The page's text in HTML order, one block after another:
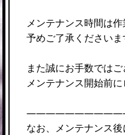
メンテナンス時間は
予めご了承くださいま
また誠にお手数では
メンテナンス開始前
なお、メンテナンス